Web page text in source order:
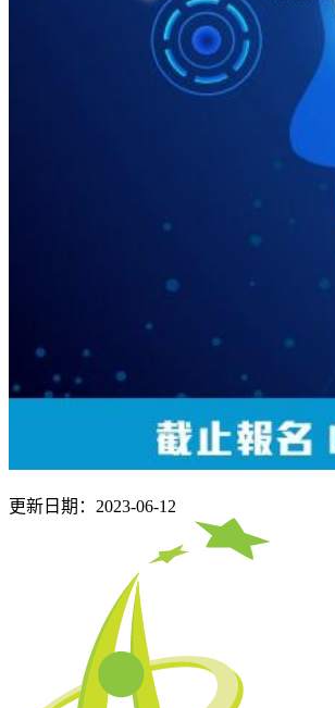
更新日期：2023-06-12